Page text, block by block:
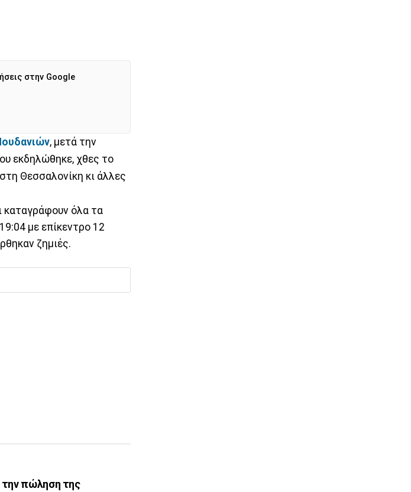
στην Google
, μετά την
εκδηλώθηκε, χθες το
Θεσσαλονίκη κι άλλες
καταγράφουν όλα τα
με επίκεντρο 12
ζημιές.
την πώληση της